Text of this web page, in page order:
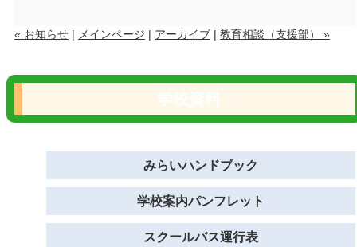
« お知らせ | メインページ | アーカイブ | 教育相談（支援部） »
みらいハンドブック
学校案内パンフレット
スクールバス運行表